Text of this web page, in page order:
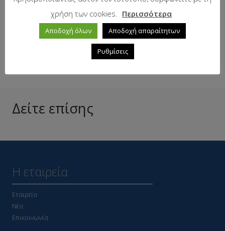
Σε απόθεμα
Δείτε επίσης
Η εταιρεία
Εταιρεία
Νέα
Επικοινωνία
χρήση των cookies.
Περισσότερα
Αποδοχή όλων Αποδοχή απαραίτητων
Ρυθμίσεις